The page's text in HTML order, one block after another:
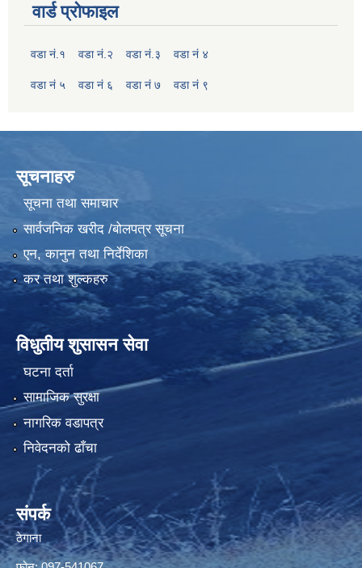
वार्ड प्रोफाइल
वडा नं.१ वडा नं.२ वडा नं.३ वडा नं ४
वडा नं ५ वडा नं ६ वडा नं ७ वडा नं ९
सूचनाहरु
सूचना तथा समाचार
सार्वजनिक खरीद /बोलपत्र सूचना
एन, कानुन तथा निर्देशिका
कर तथा शुल्कहरु
विधुतीय शुसासन सेवा
घटना दर्ता
सामाजिक सुरक्षा
नागरिक वडापत्र
निवेदनको ढाँचा
संपर्क
ठेगाना